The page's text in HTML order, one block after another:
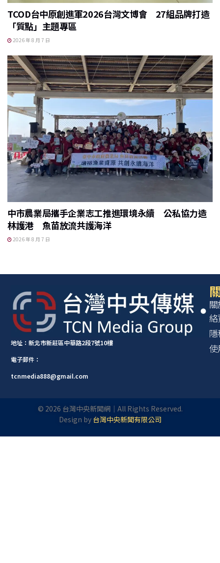
TCOD台中原創進軍2026台灣文博會 27組品牌打造
「質點」主題專區
2026 年 8 月 7 日
中市農業局攜手企業志工推進環境永續 公私協力造
林護港 魚苗放流共護海洋
2026 年 8 月 7 日
地址：新北市新莊區中華路2段7號10樓
電子郵件：
tcnmedia888@gmail.com
© 2026 台灣中央新聞網｜All Rights Reserved.
Design by 台灣中央新聞有限公司